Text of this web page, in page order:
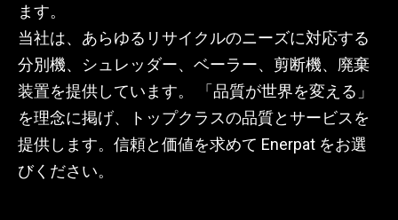
ます。
当社は、あらゆるリサイクルのニーズに対応する
分別機、シュレッダー、ベーラー、剪断機、廃棄
装置を提供しています。 「品質が世界を変える」
を理念に掲げ、トップクラスの品質とサービスを
提供します。信頼と価値を求めて Enerpat をお選
びください。